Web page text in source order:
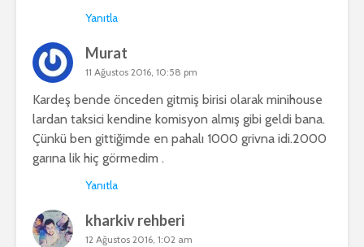
Yanıtla
Murat
11 Ağustos 2016, 10:58 pm
Kardeş bende önceden gitmiş birisi olarak minihouse
lardan taksici kendine komisyon almış gibi geldi bana.
Çünkü ben gittiğimde en pahalı 1000 grivna idi.2000
garına lik hiç görmedim .
Yanıtla
kharkiv rehberi
12 Ağustos 2016, 1:02 am